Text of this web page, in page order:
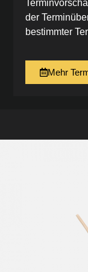
der
bestimmter
Mehr